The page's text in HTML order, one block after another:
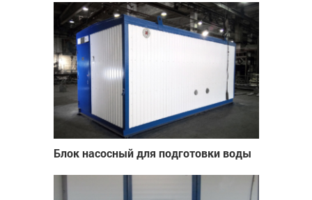
Блок насосный для подготовки воды